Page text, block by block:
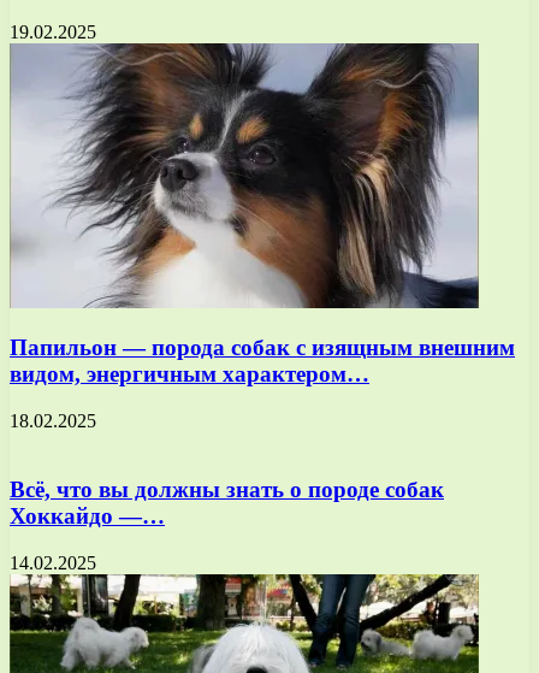
19.02.2025
Папильон — порода собак с изящным внешним
видом, энергичным характером…
18.02.2025
Всё, что вы должны знать о породе собак
Хоккайдо —…
14.02.2025